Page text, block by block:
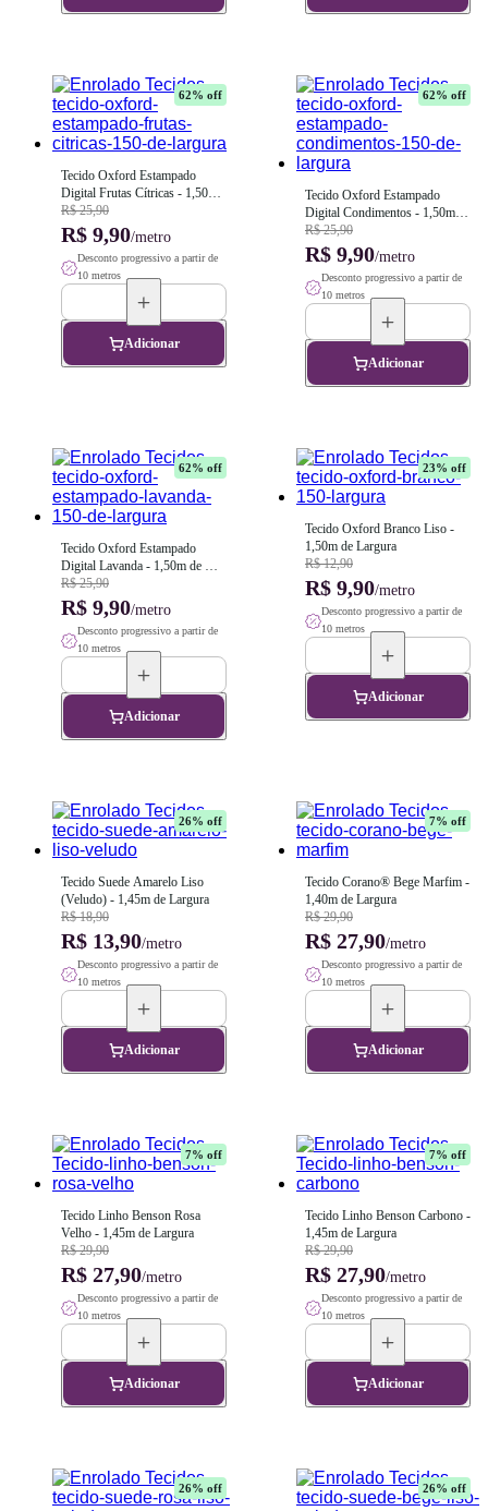
62% off
Tecido Oxford Estampado
Digital Frutas Cítricas - 1,50m
de Largura
R$ 25,90
R$ 9,90/metro
Desconto progressivo a partir de
10 metros
Adicionar
62% off
Tecido Oxford Estampado
Digital Condimentos - 1,50m de
Largura
R$ 25,90
R$ 9,90/metro
Desconto progressivo a partir de
10 metros
Adicionar
62% off
Tecido Oxford Estampado
Digital Lavanda - 1,50m de
Largura
R$ 25,90
R$ 9,90/metro
Desconto progressivo a partir de
10 metros
Adicionar
23% off
Tecido Oxford Branco Liso -
1,50m de Largura
R$ 12,90
R$ 9,90/metro
Desconto progressivo a partir de
10 metros
Adicionar
26% off
Tecido Suede Amarelo Liso
(Veludo) - 1,45m de Largura
R$ 18,90
R$ 13,90/metro
Desconto progressivo a partir de
10 metros
Adicionar
7% off
Tecido Corano® Bege Marfim -
1,40m de Largura
R$ 29,90
R$ 27,90/metro
Desconto progressivo a partir de
10 metros
Adicionar
7% off
Tecido Linho Benson Rosa
Velho - 1,45m de Largura
R$ 29,90
R$ 27,90/metro
Desconto progressivo a partir de
10 metros
Adicionar
7% off
Tecido Linho Benson Carbono -
1,45m de Largura
R$ 29,90
R$ 27,90/metro
Desconto progressivo a partir de
10 metros
Adicionar
26% off 26% off